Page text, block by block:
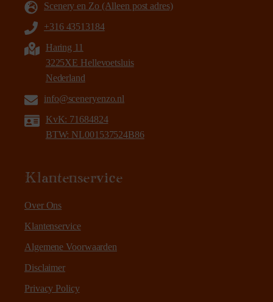
Scenery en Zo (Alleen post adres)
+316 43513184
Haring 11
3225XE Hellevoetsluis
Nederland
info@sceneryenzo.nl
KvK: 71684824
BTW: NL001537524B86
Klantenservice
Over Ons
Klantenservice
Algemene Voorwaarden
Disclaimer
Privacy Policy